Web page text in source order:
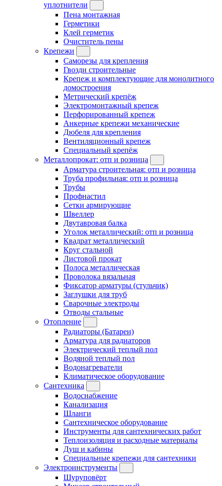
уплотнители
Пена монтажная
Герметики
Клей герметик
Очиститель пены
Крепежи
Саморезы для крепления
Гвозди строительные
Крепеж и комплектующие для монолитного
домостроения
Метрический крепёж
Электромонтажный крепеж
Перфорированный крепеж
Анкерные крепежи механические
Дюбеля для крепления
Вентиляционный крепеж
Специальный крепёж
Металлопрокат: отп и розница
Арматура строительная: отп и розница
Труба профильная: отп и розница
Трубы
Профнастил
Сетки армирующие
Швеллер
Двутавровая балка
Уголок металлический: отп и розница
Квадрат металлический
Круг стальной
Листовой прокат
Полоса металлическая
Проволока вязальная
Фиксатор арматуры (стульчик)
Заглушки для труб
Сварочные электроды
Отводы стальные
Отопление
Радиаторы (Батареи)
Арматура для радиаторов
Электрический теплый пол
Водяной теплый пол
Водонагреватели
Климатическое оборудование
Сантехника
Водоснабжение
Канализация
Шланги
Сантехническое оборудование
Инструменты для сантехнических работ
Теплоизоляция и расходные материалы
Душ и кабины
Специальные крепежи для сантехники
Электроинструменты
Шуруповёрт